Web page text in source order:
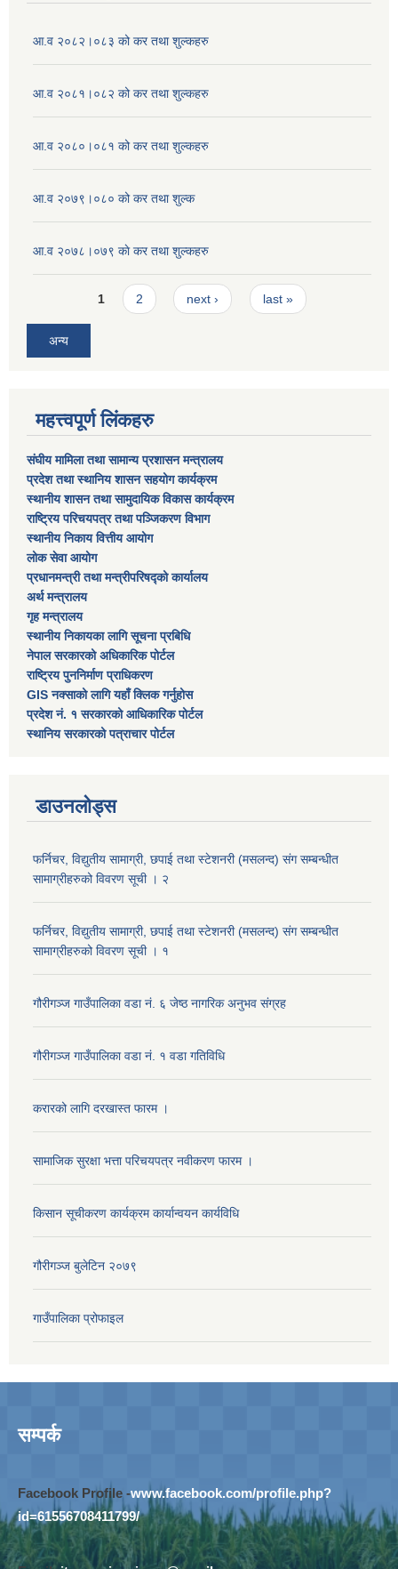
आ.व २०८२।०८३ को कर तथा शुल्कहरु
आ.व २०८१।०८२ को कर तथा शुल्कहरु
आ.व २०८०।०८१ को कर तथा शुल्कहरु
आ.व २०७९।०८० को कर तथा शुल्क
आ.व २०७८।०७९ काे कर तथा शुल्कहरु
Pages1 2 next › last »
अन्य
महत्त्वपूर्ण लिंकहरु
संघीय मामिला तथा सामान्य प्रशासन मन्त्रालय
प्रदेश तथा स्थानिय शासन सहयोग कार्यक्रम
स्थानीय शासन तथा सामुदायिक विकास कार्यक्रम
राष्ट्रिय परिचयपत्र तथा पञ्जिकरण विभाग
स्थानीय निकाय वित्तीय आयोग
लोक सेवा आयोग
प्रधानमन्त्री तथा मन्त्रीपरिषद्को कार्यालय
अर्थ मन्त्रालय
गृह मन्त्रालय
स्थानीय निकायका लागि सूचना प्रबिधि
नेपाल सरकारको अधिकारिक पोर्टल
राष्ट्रिय पुननिर्माण प्राधिकरण
GIS नक्साको लागि यहाँ क्लिक गर्नुहोस
प्रदेश नं. १ सरकारको आधिकारिक पोर्टल
स्थानिय सरकारको पत्राचार पोर्टल
डाउनलोड्स
फर्निचर, विद्युतीय सामाग्री, छपाई तथा स्टेशनरी (मसलन्द) संग सम्बन्धीत
सामाग्रीहरुको विवरण सूची । २
फर्निचर, विद्युतीय सामाग्री, छपाई तथा स्टेशनरी (मसलन्द) संग सम्बन्धीत
सामाग्रीहरुको विवरण सूची । १
गौरीगञ्‍ज गाउँपालिका वडा नं. ६ जेष्ठ नागरिक अनुभव संग्रह
गौरीगञ्‍ज गाउँपालिका वडा नं. १ वडा गतिविधि
करारको लागि दरखास्त फारम ।
सामाजिक सुरक्षा भत्ता परिचयपत्र नवीकरण फारम ।
किसान सूचीकरण कार्यक्रम कार्यान्वयन कार्यविधि
गौरीगञ्‍ज बुलेटिन २०७९
गाउँपालिका प्रोफाइल
सम्पर्क
Facebook Profile -www.facebook.com/profile.php?
id=61556708411799/